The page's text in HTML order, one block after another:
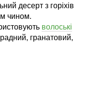
десерт з горіхів
чином.
волоські
гранатовий,